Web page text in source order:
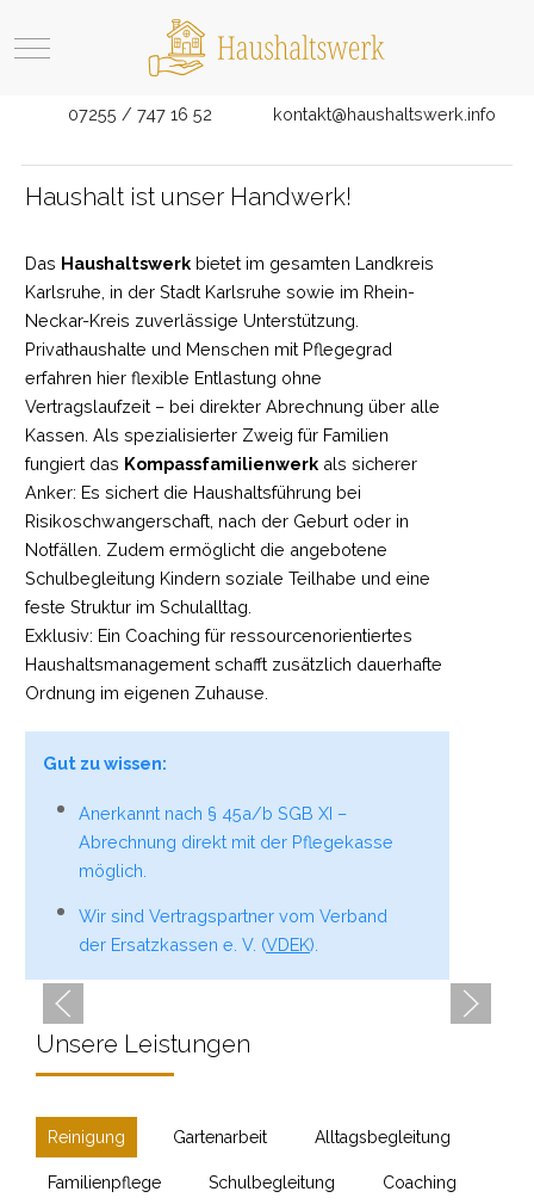
Mobile Menu Toggle
07255 / 747 16 52 kontakt@haushaltswerk.info
Haushalt ist unser Handwerk!
Das Haushaltswerkbietet im gesamten Landkreis
Karlsruhe, in der Stadt Karlsruhe sowie im Rhein-
Neckar-Kreis zuverlässige Unterstützung.
Privathaushalte und Menschen mit Pflegegrad
erfahren hier flexible Entlastung ohne
Vertragslaufzeit – bei direkter Abrechnung über alle
Kassen. Als spezialisierter Zweig für Familien
fungiert das Kompassfamilienwerkals sicherer
Anker: Es sichert die Haushaltsführung bei
Risikoschwangerschaft, nach der Geburt oder in
Notfällen. Zudem ermöglicht die angebotene
Schulbegleitung Kindern soziale Teilhabe und eine
feste Struktur im Schulalltag.
Exklusiv: Ein Coaching für ressourcenorientiertes
Haushaltsmanagement schafft zusätzlich dauerhafte
Ordnung im eigenen Zuhause.
Gut zu wissen:
Anerkannt nach § 45a/b SGB XI –
Abrechnung direkt mit der Pflegekasse
möglich.
Wir sind Vertragspartner vom Verband
der Ersatzkassen e. V. (VDEK).
Haushaltshilfe
Unsere Leistungen
Reinigung Gartenarbeit Alltagsbegleitung
Familienpflege Schulbegleitung Coaching